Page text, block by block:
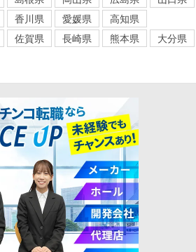
香川県 愛媛県
高知県
佐賀県 長崎県 熊本県 大分県